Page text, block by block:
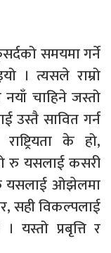
समयमा गर्ने
। त्यसले राम्रो
नयाँ चाहिने जस्तो
उस्तै सावित गर्न
के हो,
रु यसलाई कसरी
यसलाई ओझेलमा
सही विकल्पलाई
यस्तो प्रबृत्ति र